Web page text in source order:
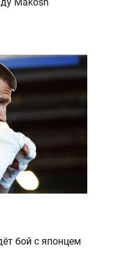
бой с японцем